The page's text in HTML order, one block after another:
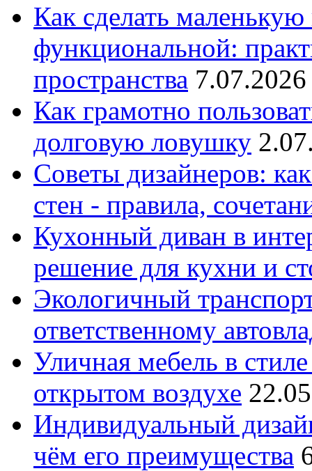
Как сделать
функциональной:
пространства
Как грамотно
долговую ловушку
Советы дизайнеров:
стен - правила,
Кухонный диван в
решение для кухни и
Экологичный
ответственному
Уличная мебель в
открытом воздухе
Индивидуальный
чём его преимущества